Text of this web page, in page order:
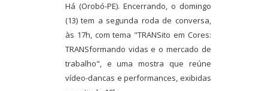
Há (Orobó-PE). Encerrando, o domingo
(13) tem a segunda roda de conversa,
às 17h, com tema "TRANSito em Cores:
TRANSformando vidas e o mercado de
trabalho", e uma mostra que reúne
vídeo-dancas e performances, exibidas